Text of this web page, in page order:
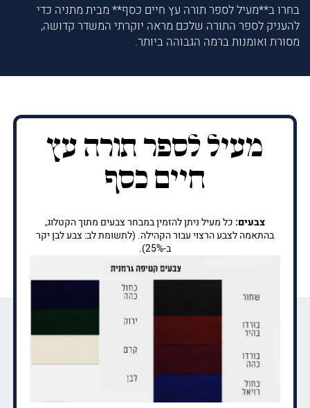
בחרו ב**מעיל לספר תורה עץ חיים כסף** מבית מתניה כדי
להעניק לספר התורה שלכם מראה יוקרתי המשדר קדושה,
מסורת ואומנות ברמה הגבוהה ביותר.
מעיל לספר תורה עץ
חיים כסף
צבעים: כל מעיל ניתן להזמין במבחר צבעים מתוך הקטלוג,
בהתאמה לצבע הרצוי עבור הקהילה. (לתשומת לב: צבע לבן יקר
ב-25%).